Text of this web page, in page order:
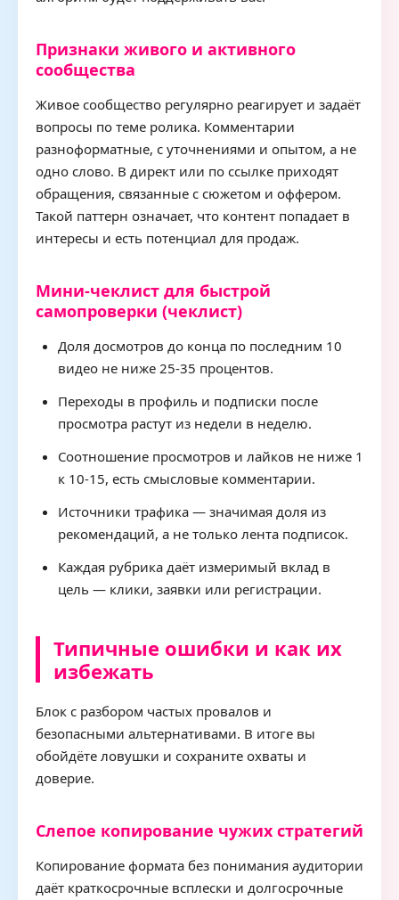
Признаки живого и активного
сообщества
Живое сообщество регулярно реагирует и задаёт
вопросы по теме ролика. Комментарии
разноформатные, с уточнениями и опытом, а не
одно слово. В директ или по ссылке приходят
обращения, связанные с сюжетом и оффером.
Такой паттерн означает, что контент попадает в
интересы и есть потенциал для продаж.
Мини-чеклист для быстрой
самопроверки (чеклист)
Доля досмотров до конца по последним 10
видео не ниже 25-35 процентов.
Переходы в профиль и подписки после
просмотра растут из недели в неделю.
Соотношение просмотров и лайков не ниже 1
к 10-15, есть смысловые комментарии.
Источники трафика — значимая доля из
рекомендаций, а не только лента подписок.
Каждая рубрика даёт измеримый вклад в
цель — клики, заявки или регистрации.
Типичные ошибки и как их
избежать
Блок с разбором частых провалов и
безопасными альтернативами. В итоге вы
обойдёте ловушки и сохраните охваты и
доверие.
Слепое копирование чужих стратегий
Копирование формата без понимания аудитории
даёт краткосрочные всплески и долгосрочные